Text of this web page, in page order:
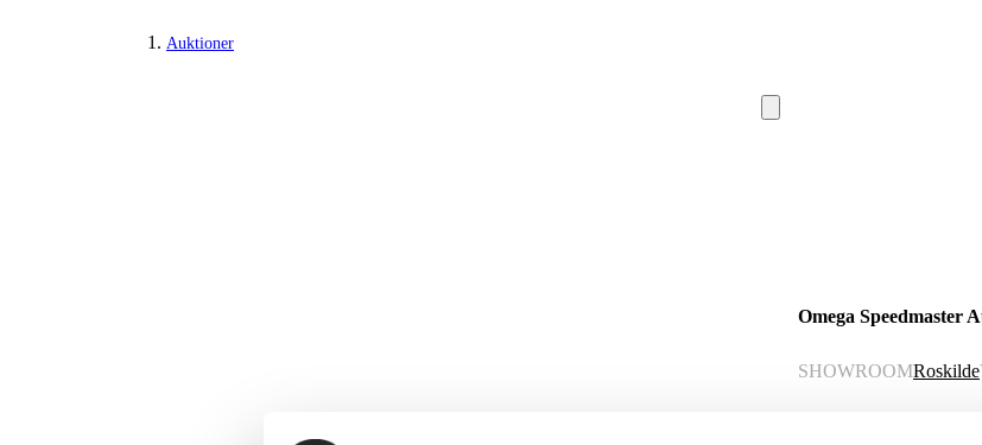
Auktioner
Omega Speedmaster
SHOWROOMRoskilde